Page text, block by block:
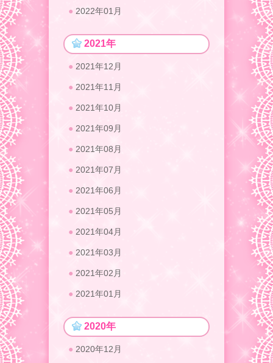
2022年01月
2021年
2021年12月
2021年11月
2021年10月
2021年09月
2021年08月
2021年07月
2021年06月
2021年05月
2021年04月
2021年03月
2021年02月
2021年01月
2020年
2020年12月